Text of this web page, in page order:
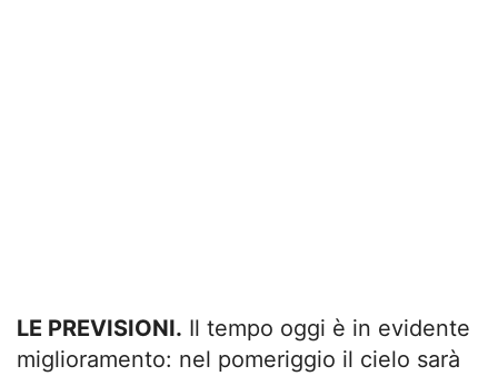
LE PREVISIONI. Il tempo oggi è in evidente
miglioramento: nel pomeriggio il cielo sarà